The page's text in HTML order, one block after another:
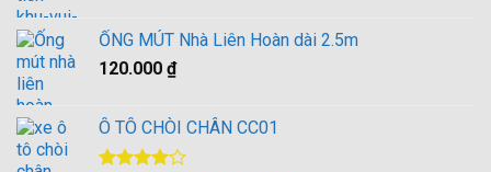
10.500.000 ₫.là:
ỐNG MÚT Nhà Liên Hoàn dài 2.5m
120.000 ₫
Ô TÔ CHÒI CHÂN CC01